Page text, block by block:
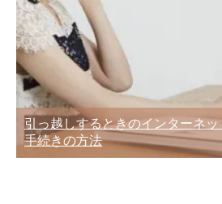
引越業者が教え
敗しないための見
電話で見積もり
高くなる理由
荷造りに必要な
分で揃えるときの
引っ越しするときのインターネ
手続きの方法